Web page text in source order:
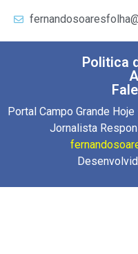
Politica
Portal Campo Grande
Jornalista